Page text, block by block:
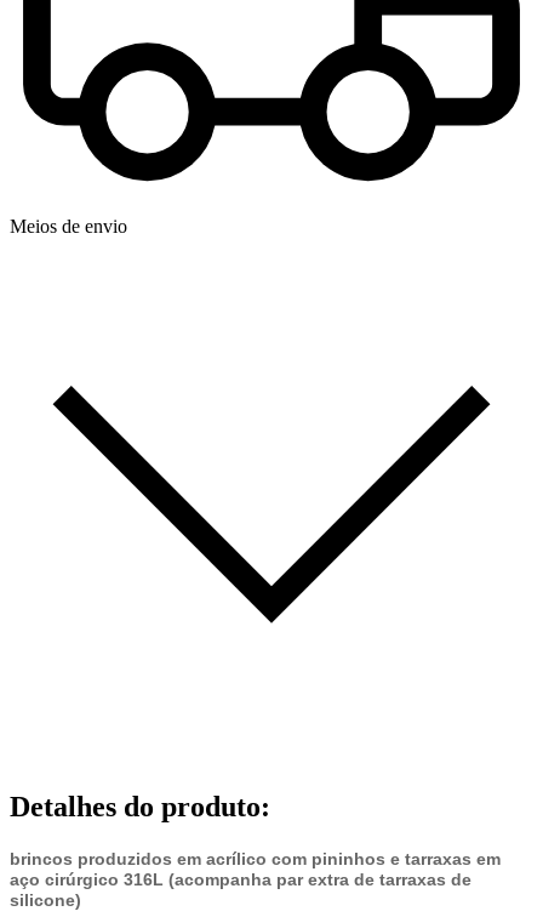
Meios de envio
Detalhes do produto:
brincos produzidos em acrílico com pininhos e tarraxas em
aço cirúrgico 316L (acompanha par extra de tarraxas de
silicone)